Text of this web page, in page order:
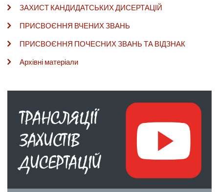
ЗАХИСТ КАНДИДАТСЬКИХ ДИСЕРТАЦІЙ
ПРИСВОЄННЯ ВЧЕНИХ ЗВАНЬ
ПРИСВОЄННЯ ПОЧЕСНИХ ЗВАНЬ ТА ВІДЗНАК
Архівні матеріали